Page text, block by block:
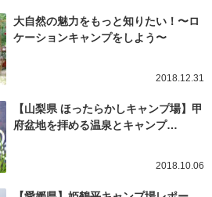
大自然の魅力をもっと知りたい！〜ロ
ケーションキャンプをしよう〜
2018.12.31
【山梨県 ほったらかしキャンプ場】甲
府盆地を拝める温泉とキャンプ…
2018.10.06